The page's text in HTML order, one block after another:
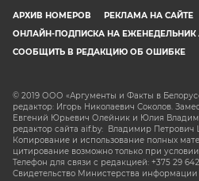
АРХИВ НОМЕРОВ РЕКЛАМА НА САЙТЕ
ОНЛАЙН-ПОДПИСКА НА ЕЖЕНЕДЕЛЬНИК
СООБЩИТЬ В РЕДАКЦИЮ ОБ ОШИБКЕ
© 2019 ООО «Аргументы и Факты в
редактор: Игорь Николаевич Соколов.
Евгений Юрьевич Олейник и Юлия
редактор сайта aif.by: Владимир
Копирование и использование полных
цитирование возможно только при
Телефон для связи с редакцией: +375 29 642
Свидетельство Министерства